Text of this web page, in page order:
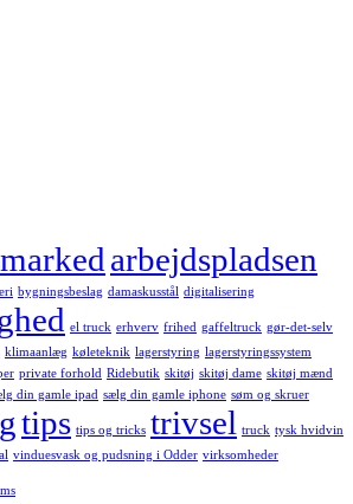
arbejdspladsen
bygningsbeslag damaskusstål digitalisering
el truck erhverv frihed gaffeltruck gør-det-selv
klimaanlæg køleteknik lagerstyring lagerstyringssystem
private forhold Ridebutik skitøj skitøj dame skitøj mænd
din gamle ipad sælg din gamle iphone søm og skruer
tips tips og tricks trivsel truck tysk hvidvin
vinduesvask og pudsning i Odder virksomheder